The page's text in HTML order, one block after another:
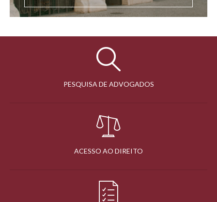
PESQUISA DE ADVOGADOS
ACESSO AO DIREITO